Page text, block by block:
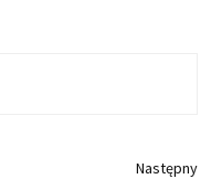
Następny